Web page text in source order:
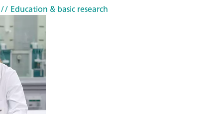
Education & basic research